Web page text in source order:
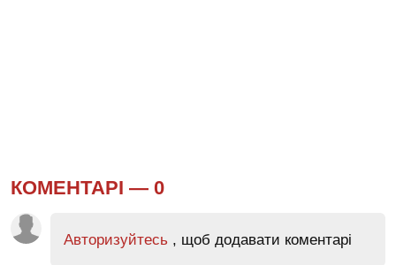
КОМЕНТАРІ — 0
Авторизуйтесь , щоб додавати коментарі